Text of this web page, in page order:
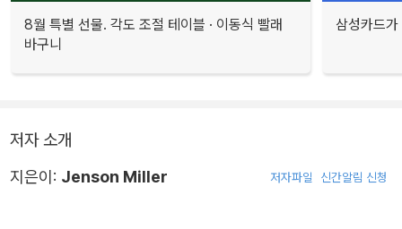
8월 특별 선물. 각도 조절 테이블 · 이동식 빨래
바구니
삼성카드
저자 소개
지은이: Jenson Miller 저자파일 신간알림 신청